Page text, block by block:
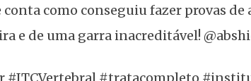
como conseguiu fazer provas de
e de uma garra inacreditável!
#ITCVertebral #tratacompleto